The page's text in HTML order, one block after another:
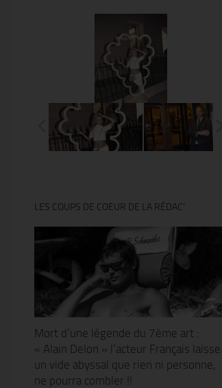
LES COUPS DE COEUR DE LA RÉDAC’
Mort d’une légende du 7ème art :
« Alain Delon » l’acteur Français laisse
un vide abyssal que rien ni personne,
ne pourra combler !!